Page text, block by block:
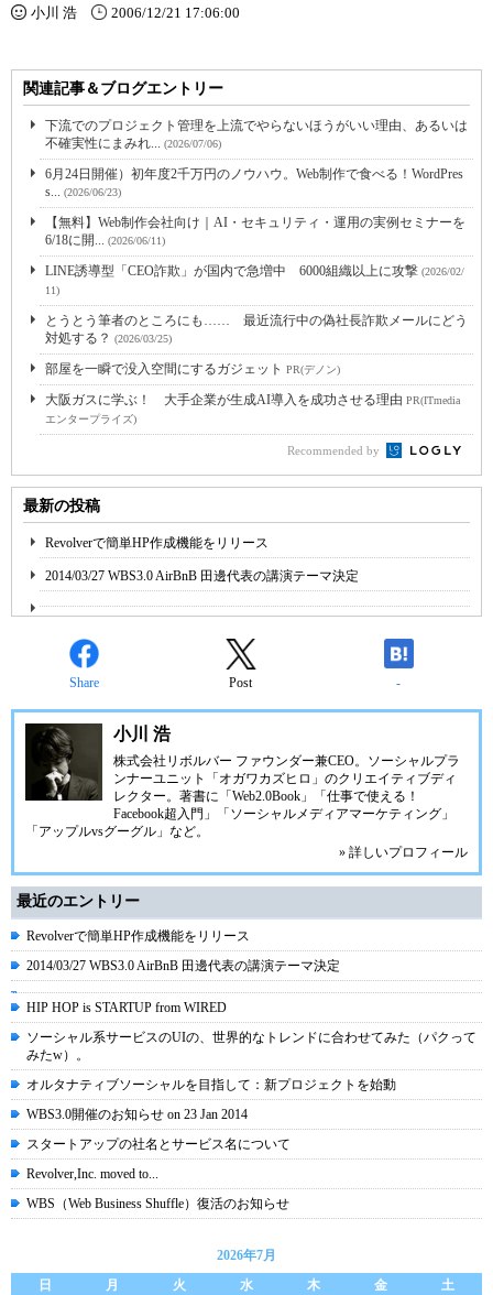
小川 浩 2006/12/21 17:06:00
関連記事＆ブログエントリー
下流でのプロジェクト管理を上流でやらないほうがいい理由、あるいは
不確実性にまみれ... (2026/07/06)
6月24日開催）初年度2千万円のノウハウ。Web制作で食べる！WordPres
s... (2026/06/23)
【無料】Web制作会社向け｜AI・セキュリティ・運用の実例セミナーを
6/18に開... (2026/06/11)
LINE誘導型「CEO詐欺」が国内で急増中 6000組織以上に攻撃 (2026/02/
11)
とうとう筆者のところにも…… 最近流行中の偽社長詐欺メールにどう
対処する？ (2026/03/25)
部屋を一瞬で没入空間にするガジェット PR(デノン)
大阪ガスに学ぶ！ 大手企業が生成AI導入を成功させる理由 PR(ITmedia
エンタープライズ)
Recommended by
最新の投稿
Revolverで簡単HP作成機能をリリース
2014/03/27 WBS3.0 AirBnB 田邊代表の講演テーマ決定
Share Post -
小川 浩
株式会社リボルバー ファウンダー兼CEO。ソーシャルプラ
ンナーユニット「オガワカズヒロ」のクリエイティブディ
レクター。著書に「Web2.0Book」「仕事で使える！
Facebook超入門」「ソーシャルメディアマーケティング」
「アップルvsグーグル」など。
» 詳しいプロフィール
最近のエントリー
Revolverで簡単HP作成機能をリリース
2014/03/27 WBS3.0 AirBnB 田邊代表の講演テーマ決定
HIP HOP is STARTUP from WIRED
ソーシャル系サービスのUIの、世界的なトレンドに合わせてみた（パクって
みたw）。
オルタナティブソーシャルを目指して：新プロジェクトを始動
WBS3.0開催のお知らせ on 23 Jan 2014
スタートアップの社名とサービス名について
Revolver,Inc. moved to...
WBS（Web Business Shuffle）復活のお知らせ
2026年7月
日
月 火 水 木 金
土